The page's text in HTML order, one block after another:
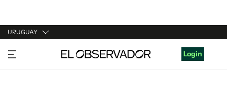
URUGUAY
URUGUAY
ARGENTINA
Login